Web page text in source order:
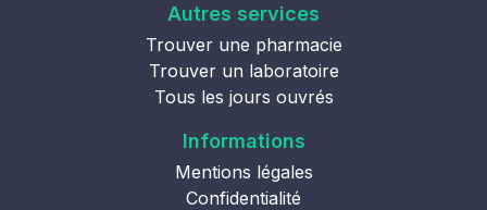
Autres services
Trouver une pharmacie
Trouver un laboratoire
Tous les jours ouvrés
Informations
Mentions légales
Confidentialité